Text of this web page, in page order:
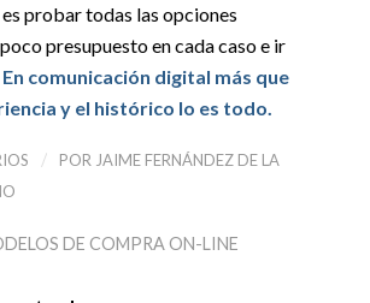
probar todas las opciones
presupuesto en cada caso e ir
En comunicación digital más que
y el histórico lo es todo.
/ POR JAIME FERNÁNDEZ DE LA
DE COMPRA ON-LINE